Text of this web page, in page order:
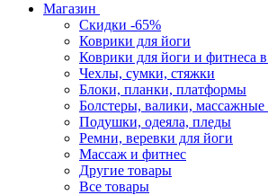
Магазин
Скидки -65%
Коврики для йоги
Коврики для йоги и фитнеса в
Чехлы, сумки, стяжки
Блоки, планки, платформы
Болстеры, валики, массажные
Подушки, одеяла, пледы
Ремни, веревки для йоги
Массаж и фитнес
Другие товары
Все товары